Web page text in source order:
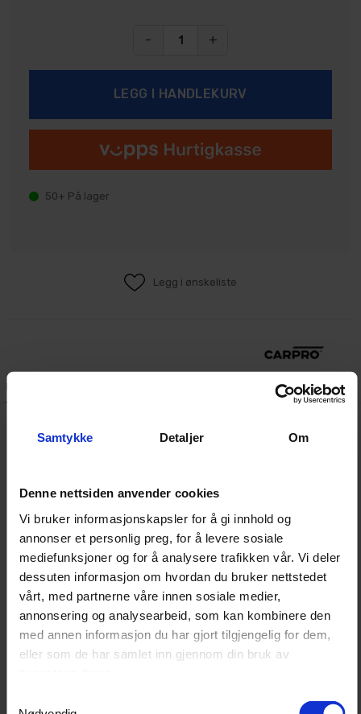
Samtykke Detaljer Om
Denne nettsiden anvender cookies
Vi bruker informasjonskapsler for å gi innhold og
annonser et personlig preg, for å levere sosiale
mediefunksjoner og for å analysere trafikken vår. Vi deler
dessuten informasjon om hvordan du bruker nettstedet
vårt, med partnerne våre innen sosiale medier,
annonsering og analysearbeid, som kan kombinere den
med annen informasjon du har gjort tilgjengelig for dem,
eller som de har samlet inn gjennom din bruk av
- +
50+ På lager
Legg i ønskeliste
Beskrivelse
Carpro TRIX kombinerer to produkter som gjør at du kan
CarPro IronX sin unike evne til å fjerne flyverust og
CarPro TarX sine avfettende egenskaper. Et produkt du
bare må ha i din verktøykasse! Her sparer du både tid og
penger. Produktet løser opp både organisk og uorganisk
forurensning og gjør dermed arbeidet på kortere tid.
Dette er et produkt som er perfekt både for private og
profesjonelle aktører, som ønsker å kutte ned på antall
operasjoner og spare tid.